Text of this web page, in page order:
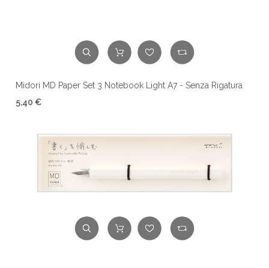
Midori MD Paper Set 3 Notebook Light A7 - Senza Rigatura
5,40 €